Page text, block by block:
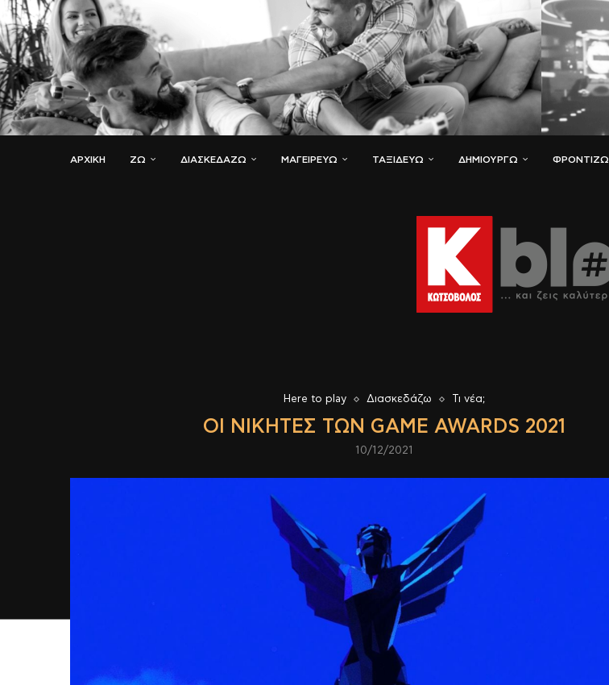
ΑΡΧΙΚΗ ΖΏ ΔΙΑΣΚΕΔΆΖΩ ΜΑΓΕΙΡΕΎΩ ΤΑΞΙΔΕΎΩ ΔΗΜΙΟΥΡΓΏ ΦΡΟΝΤΊΖΩ
Here to play Διασκεδάζω Τι νέα;
ΟΙ ΝΙΚΗΤΈΣ ΤΩΝ GAME AWARDS 2021
10/12/2021